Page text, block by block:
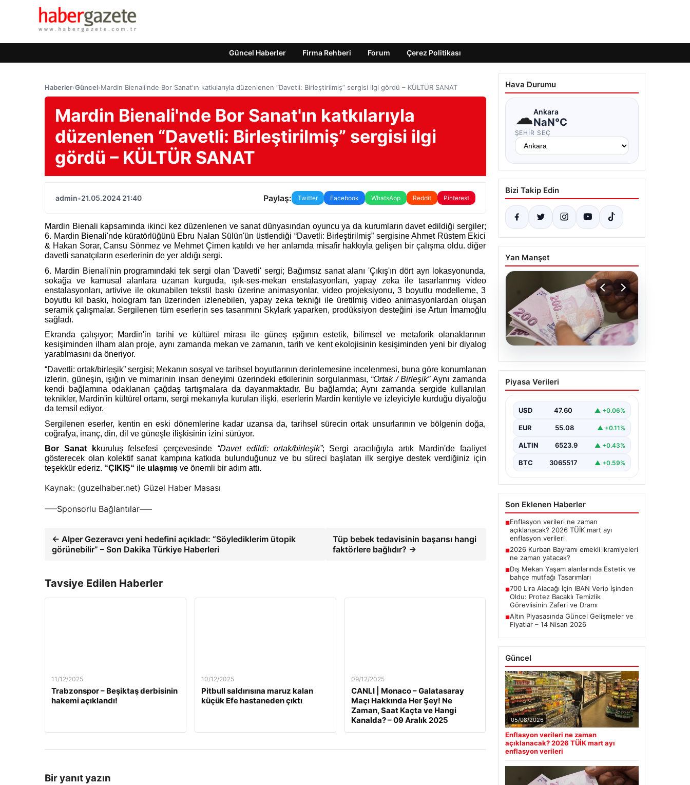
Güncel Haberler Firma Rehberi Forum Çerez Politikası
Haberler›Güncel›Mardin Bienali'nde Bor Sanat'ın katkılarıyla düzenlenen “Davetli: Birleştirilmiş” sergisi ilgi gördü – KÜLTÜR SANAT
Mardin Bienali'nde Bor Sanat'ın katkılarıyla
düzenlenen “Davetli: Birleştirilmiş” sergisi ilgi
gördü – KÜLTÜR SANAT
admin•21.05.2024 21:40 Paylaş: Twitter Facebook WhatsApp Reddit Pinterest
Mardin Bienali kapsamında ikinci kez düzenlenen ve sanat dünyasından oyuncu ya da kurumların davet edildiği sergiler;
6. Mardin Bienali'nde küratörlüğünü Ebru Nalan Sülün'ün üstlendiği “Davetli: Birleştirilmiş” sergisine Ahmet Rüstem Ekici
& Hakan Sorar, Cansu Sönmez ve Mehmet Çimen katıldı ve her anlamda misafir hakkıyla gelişen bir çalışma oldu. diğer
davetli sanatçıların eserlerinin de yer aldığı sergi.
6. Mardin Bienali'nin programındaki tek sergi olan 'Davetli' sergi; Bağımsız sanat alanı 'Çıkış'ın dört ayrı lokasyonunda,
sokağa ve kamusal alanlara uzanan kurguda, ışık-ses-mekan enstalasyonları, yapay zeka ile tasarlanmış video
enstalasyonları, artivive ile okunabilen tekstil baskı üzerine animasyonlar, video projeksiyonu, 3 boyutlu modelleme, 3
boyutlu kil baskı, hologram fan üzerinden izlenebilen, yapay zeka tekniği ile üretilmiş video animasyonlardan oluşan
seramik çalışmalar. Sergilenen tüm eserlerin ses tasarımını Skylark yaparken, prodüksiyon desteğini ise Artun İmamoğlu
sağladı.
Ekranda çalışıyor; Mardin'in tarihi ve kültürel mirası ile güneş ışığının estetik, bilimsel ve metaforik olanaklarının
kesişiminden ilham alan proje, aynı zamanda mekan ve zamanın, tarih ve kent ekolojisinin kesişiminden yeni bir diyalog
yaratılmasını da öneriyor.
“Davetli: ortak/birleşik” sergisi; Mekanın sosyal ve tarihsel boyutlarının derinlemesine incelenmesi, buna göre konumlanan
izlerin, güneşin, ışığın ve mimarinin insan deneyimi üzerindeki etkilerinin sorgulanması, “Ortak / Birleşik”Aynı zamanda
kendi bağlamına odaklanan çağdaş tartışmalara da dayanmaktadır. Bu bağlamda; Aynı zamanda sergide kullanılan
teknikler, Mardin'in kültürel ortamı, sergi mekanıyla kurulan ilişki, eserlerin Mardin kentiyle ve izleyiciyle kurduğu diyaloğu
da temsil ediyor.
Sergilenen eserler, kentin en eski dönemlerine kadar uzansa da, tarihsel sürecin ortak unsurlarının ve bölgenin doğa,
coğrafya, inanç, din, dil ve güneşle ilişkisinin izini sürüyor.
Bor Sanat kkuruluş felsefesi çerçevesinde “Davet edildi: ortak/birleşik”; Sergi aracılığıyla artık Mardin'de faaliyet
gösterecek olan kolektif sanat kampına katkıda bulunduğunuz ve bu süreci başlatan ilk sergiye destek verdiğiniz için
teşekkür ederiz. “ÇIKIŞ“ ile ulaşmış ve önemli bir adım attı.
Kaynak: (guzelhaber.net) Güzel Haber Masası
—–Sponsorlu Bağlantılar—–
← Alper Gezeravcı yeni hedefini açıkladı: “Söylediklerim ütopik
görünebilir” – Son Dakika Türkiye Haberleri
Tüp bebek tedavisinin başarısı hangi
faktörlere bağlıdır? →
Tavsiye Edilen Haberler
11/12/2025
Trabzonspor – Beşiktaş derbisinin
hakemi açıklandı!
10/12/2025
Pitbull saldırısına maruz kalan
küçük Efe hastaneden çıktı
09/12/2025
CANLI | Monaco – Galatasaray
Maçı Hakkında Her Şey! Ne
Zaman, Saat Kaçta ve Hangi
Kanalda? – 09 Aralık 2025
Bir yanıt yazın
Hava Durumu
☁Ankara
NaN°C
ŞEHIR SEÇ
Bizi Takip Edin
Yan Manşet
05.08.2026
2026 Kurban Bayramı
emekli ikramiyeleri ne
2026 Kurban Bayramı yaklaşırken,
vatandaşın dikkati bayram
Piyasa Verileri
USD 47.60 ▲ +0.06%
EUR 55.08 ▲ +0.11%
ALTIN 6523.9 ▲ +0.43%
BTC 3065517 ▲ +0.59%
Son Eklenen Haberler
■Enflasyon verileri ne zaman
açıklanacak? 2026 TÜİK mart ayı
enflasyon verileri
■2026 Kurban Bayramı emekli ikramiyeleri
ne zaman yatacak?
■Dış Mekan Yaşam alanlarında Estetik ve
bahçe mutfağı Tasarımları
■700 Lira Alacağı İçin IBAN Verip İşinden
Oldu: Protez Bacaklı Temizlik
Görevlisinin Zaferi ve Dramı
■Altın Piyasasında Güncel Gelişmeler ve
Fiyatlar – 14 Nisan 2026
Güncel
05/08/2026
Enflasyon verileri ne zaman
açıklanacak? 2026 TÜİK mart ayı
enflasyon verileri